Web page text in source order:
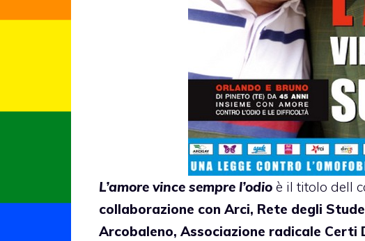
L’amore vince sempre l’odio è il titolo dell
collaborazione con Arci, Rete degli
Arcobaleno, Associazione radicale